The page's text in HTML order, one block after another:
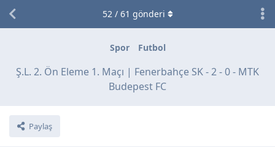
Spor Futbol
Ş.L. 2. Ön Eleme 1. Maçı | Fenerbahçe SK - 2 - 0 - MTK
Budepest FC
Paylaş
52/ 61 gönderi